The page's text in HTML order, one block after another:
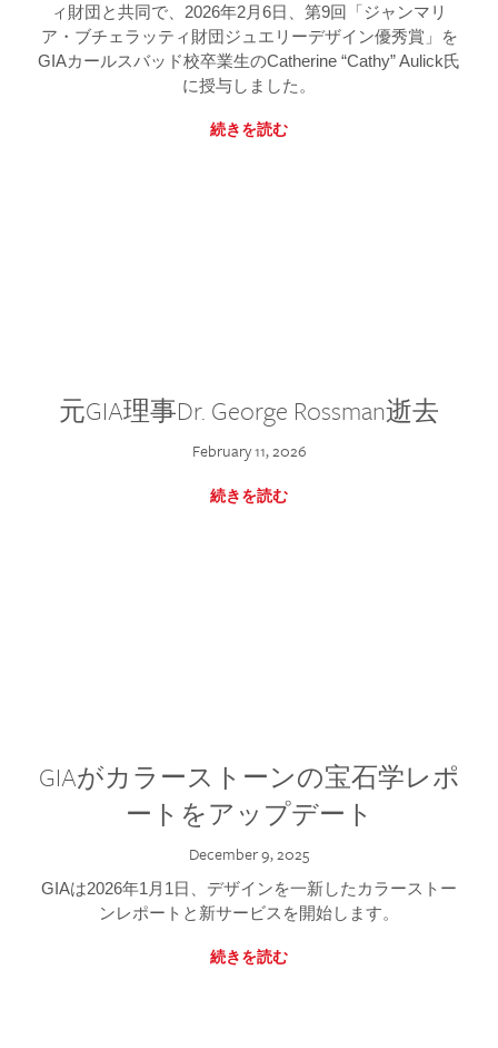
ィ財団と共同で、2026年2月6日、第9回「ジャンマリ
ア・ブチェラッティ財団ジュエリーデザイン優秀賞」を
GIAカールスバッド校卒業生のCatherine “Cathy” Aulick氏
に授与しました。
続きを読む
元GIA理事Dr. George Rossman逝去
February 11, 2026
続きを読む
GIAがカラーストーンの宝石学レポ
ートをアップデート
December 9, 2025
GIAは2026年1月1日、デザインを一新したカラーストー
ンレポートと新サービスを開始します。
続きを読む